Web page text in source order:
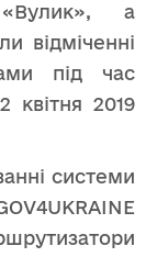
«Вулик», а
відміченні
під час
квітня 2019
системи